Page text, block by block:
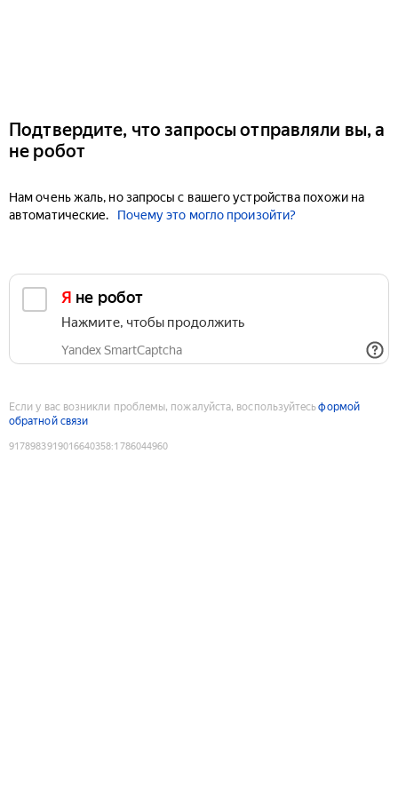
Подтвердите, что запросы отправляли вы, а
не робот
Нам очень жаль, но запросы с вашего устройства похожи на
автоматические.
Почему это могло произойти?
Я не робот
Нажмите, чтобы продолжить
Yandex SmartCaptcha
Если у вас возникли проблемы, пожалуйста, воспользуйтесьформой
обратной связи
9178983919016640358:1786044960